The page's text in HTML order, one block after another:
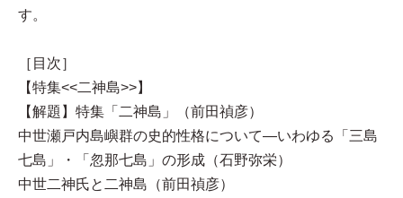
す。
［目次］
【特集<<二神島>>】
【解題】特集「二神島」（前田禎彦）
中世瀬戸内島嶼群の史的性格について—いわゆる「三島
七島」・「忽那七島」の形成（石野弥栄）
中世二神氏と二神島（前田禎彦）